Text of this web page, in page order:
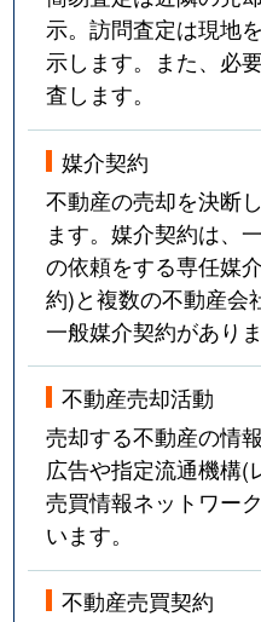
示。訪問査定は現地
示します。また、必
査します。
媒介契約
不動産の売却を決断
ます。媒介契約は、
の依頼をする専任媒
約)と複数の不動産会
一般媒介契約がありま
不動産売却活動
売却する不動産の情
広告や指定流通機構(
売買情報ネットワー
います。
不動産売買契約